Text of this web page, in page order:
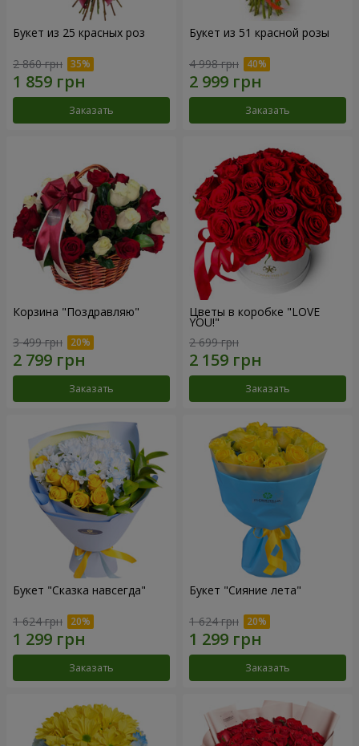
Букет из 25 красных роз
2 860 грн
Заказать
Букет из 51 красной розы
4 998 грн
Заказать
Корзина "Поздравляю"
3 499 грн
Заказать
Цветы в коробке "LOVE
YOU!"
2 699 грн
Заказать
Букет "Сказка навсегда"
1 624 грн
Заказать
Букет "Сияние лета"
1 624 грн
Заказать